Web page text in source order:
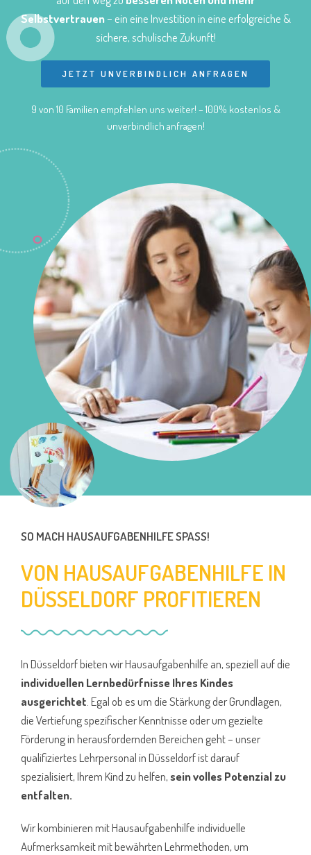
Selbstvertrauen– ein eine Investition in eine erfolgreiche &
sichere, schulische Zukunft!
JETZT UNVERBINDLICH ANFRAGEN
9 von 10 Familien empfehlen uns weiter! – 100% kostenlos &
unverbindlich anfragen!
SO MACH HAUSAUFGABENHILFE SPASS!
VON HAUSAUFGABENHILFE IN
DÜSSELDORF PROFITIEREN
In Düsseldorf bieten wir Hausaufgabenhilfe an, speziell auf die
individuellen Lernbedürfnisse Ihres Kindes
ausgerichtet . Egal ob es um die Stärkung der Grundlagen,
die Vertiefung spezifischer Kenntnisse oder um gezielte
Förderung in herausfordernden Bereichen geht – unser
qualifiziertes Lehrpersonal in Düsseldorf ist darauf
spezialisiert, Ihrem Kind zu helfen,sein volles Potenzial zu
entfalten.
Wir kombinieren mit Hausaufgabenhilfe individuelle
Aufmerksamkeit mit bewährten Lehrmethoden, um